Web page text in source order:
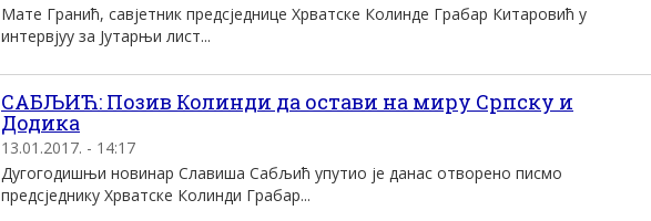
Мате Гранић, савјетник предсједнице Хрватске Колинде Грабар Китаровић у
интервјуу за Јутарњи лист...
САБЉИЋ: Позив Колинди да остави на миру Српску и
Додика
13.01.2017. - 14:17
Дугогодишњи новинар Славиша Сабљић упутио је данас отворено писмо
предсједнику Хрватске Колинди Грабар...